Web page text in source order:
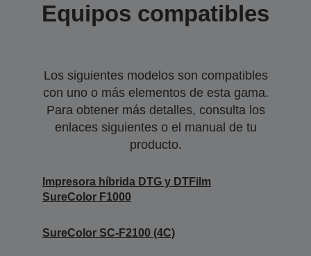
Equipos compatibles
Los siguientes modelos son compatibles
con uno o más elementos de esta gama.
Para obtener más detalles, consulta los
enlaces siguientes o el manual de tu
producto.
Impresora híbrida DTG y DTFilm
SureColor F1000
SureColor SC-F2100 (4C)